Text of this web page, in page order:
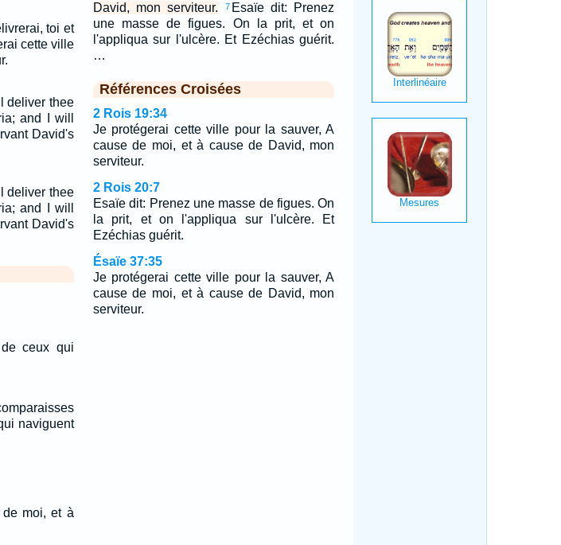
toi et
cette ville
deliver thee
and I will
David's
deliver thee
and I will
David's
ceux qui
naviguent
moi, et à
David, mon serviteur.
7 Esaïe dit: Prenez
une masse de figues. On la prit, et on
l'appliqua sur l'ulcère. Et Ezéchias guérit.
…
Références Croisées
2 Rois 19:34
Je protégerai cette ville pour la sauver, A
cause de moi, et à cause de David, mon
serviteur.
2 Rois 20:7
Esaïe dit: Prenez une masse de figues. On
la prit, et on l'appliqua sur l'ulcère. Et
Ezéchias guérit.
Ésaïe 37:35
Je protégerai cette ville pour la sauver, A
cause de moi, et à cause de David, mon
serviteur.